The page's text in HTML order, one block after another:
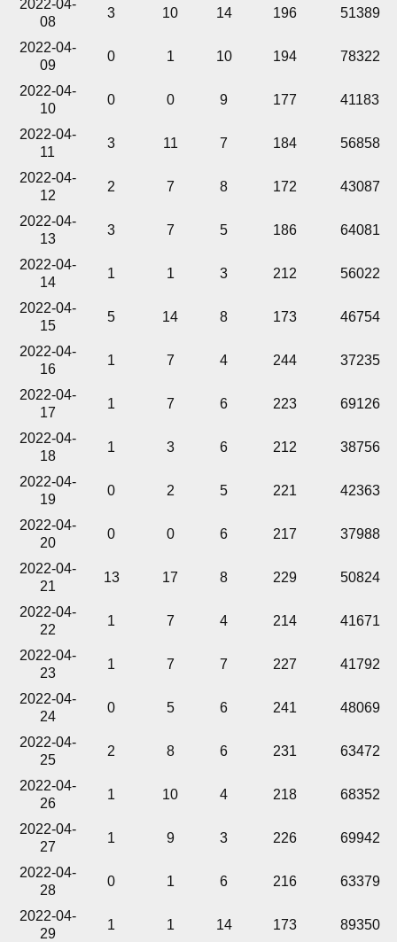
2022-04-
08
3 10 14 196 51389
2022-04-
09
0 1 10 194 78322
2022-04-
10
0 0 9 177 41183
2022-04-
11
3 11 7 184 56858
2022-04-
12
2 7 8 172 43087
2022-04-
13
3 7 5 186 64081
2022-04-
14
1 1 3 212 56022
2022-04-
15
5 14 8 173 46754
2022-04-
16
1 7 4 244 37235
2022-04-
17
1 7 6 223 69126
2022-04-
18
1 3 6 212 38756
2022-04-
19
0 2 5 221 42363
2022-04-
20
0 0 6 217 37988
2022-04-
21
13 17 8 229 50824
2022-04-
22
1 7 4 214 41671
2022-04-
23
1 7 7 227 41792
2022-04-
24
0 5 6 241 48069
2022-04-
25
2 8 6 231 63472
2022-04-
26
1 10 4 218 68352
2022-04-
27
1 9 3 226 69942
2022-04-
28
0 1 6 216 63379
2022-04-
29
1 1 14 173 89350